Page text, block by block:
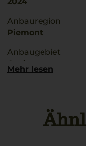
Anbauregion
Piemont
Anbaugebiet
Gavi
Qualitätsstufe
Denominazione Di
Mehr lesen